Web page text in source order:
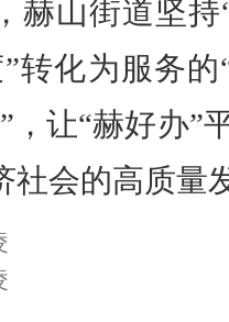
赫山街道坚
转化为服务
，让“赫好办”
社会的高质量